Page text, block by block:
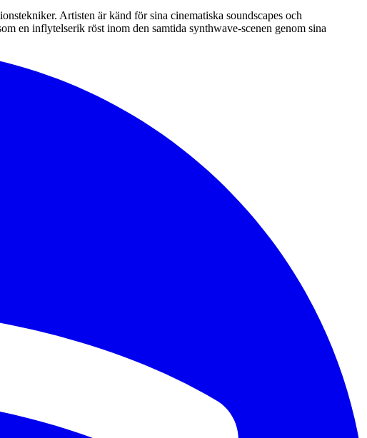
Artisten är känd för sina cinematiska soundscapes och
en inflytelserik röst inom den samtida synthwave-scenen genom sina